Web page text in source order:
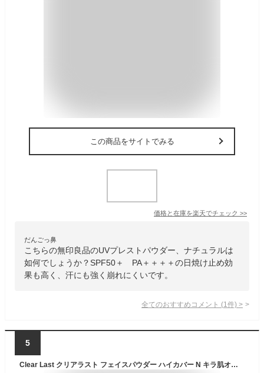
この商品をサイトでみる
価格と在庫を楽天でチェック >>
だんごっ鼻
こちらの無印良品のUVプレストパウダー、ナチュラルは
如何でしょうか？SPF50＋ PA＋＋＋＋の日焼け止め効
果も高く、汗にも強く崩れにくいです。
全てのおすすめコメント (1 件) >
5
Clear Last クリアラスト フェイスパウダー ハイカバー N キラ肌オークル SPF40 PA+++ 12g プレストパウダー ベースメイク BCL[ギフトラッピング対応]